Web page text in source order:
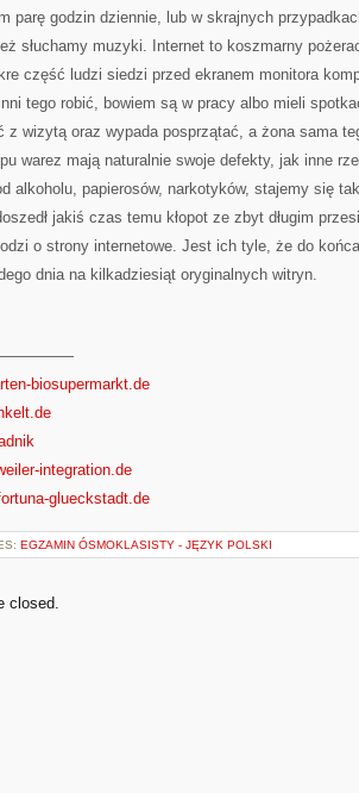
parę godzin dziennie, lub w skrajnych
słuchamy muzyki. Internet to koszmarny
część ludzi siedzi przed ekranem monitora
tego robić, bowiem są w pracy albo mieli
z wizytą oraz wypada posprzątać, a żona sama
warez mają naturalnie swoje defekty, jak inne
alkoholu, papierosów, narkotyków, stajemy się
jakiś czas temu kłopot ze zbyt długim
o strony internetowe. Jest ich tyle, że do
dnia na kilkadziesiąt oryginalnych witryn.
biosupermarkt.de
integration.de
glueckstadt.de
EGZAMIN ÓSMOKLASISTY - JĘZYK POLSKI
closed.